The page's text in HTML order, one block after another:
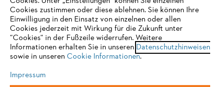
Rechtliche Informationen
STIHL VERTRIEBS AG, 8617 Mönchaltorf
Sie nutzen einen Browser, den wir noch nicht unterstützen. Für
eine optimale Nutzung unserer Seite empfehlen wir Ihnen, zu
einem der folgenden Browser zu wechseln:
Cookies zustimmen oder diese ablehnen. Sie können Ihre
Einwilligung in den Einsatz von einzelnen oder allen
Cookies jederzeit mit Wirkung für die Zukunft unter
“Cookies“ in der Fußzeile widerrufen. Weitere
Informationen erhalten Sie in unseren Datenschutzhinweisen
sowie in unseren Cookie Informationen.
Impressum